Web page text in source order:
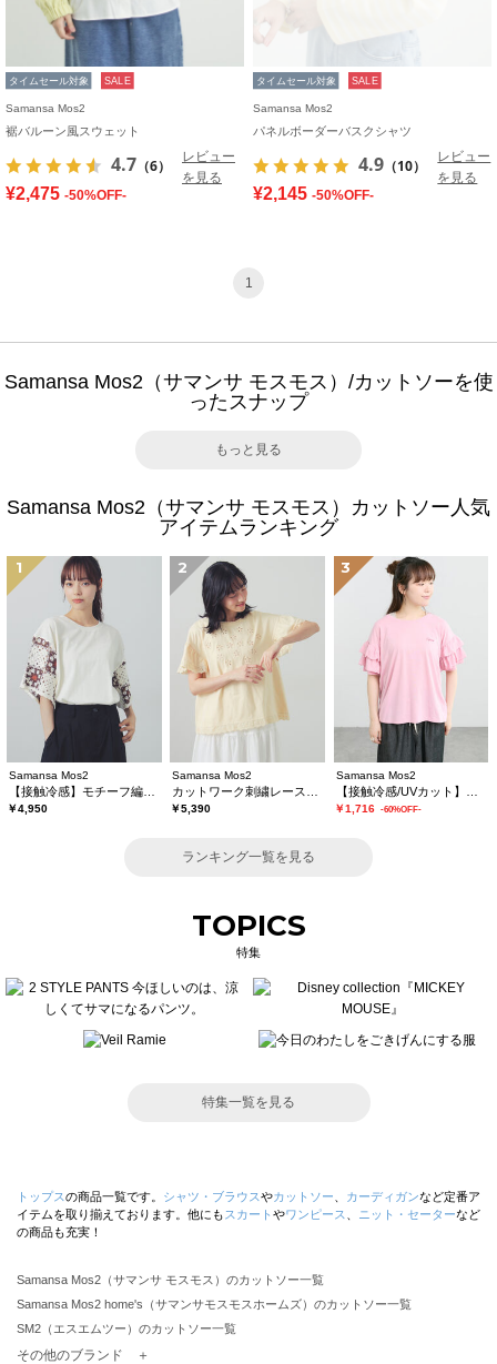
タイムセール対象 SALE
Samansa Mos2
裾バルーン風スウェット
4.7 （6）
レビュー
を見る
¥2,475 -50%OFF-
タイムセール対象 SALE
Samansa Mos2
パネルボーダーバスクシャツ
4.9 （10）
レビュー
を見る
¥2,145 -50%OFF-
1
Samansa Mos2（サマンサ モスモス）/カットソーを使
ったスナップ
もっと見る
Samansa Mos2（サマンサ モスモス）カットソー人気
アイテムランキング
1
Samansa Mos2
￥4,950
2
Samansa Mos2
￥5,390
3
Samansa Mos2
￥1,716 -60%OFF-
ランキング一覧を見る
TOPICS
特集
特集一覧を見る
トップスの商品一覧です。 シャツ・ブラウスやカットソー カーディガンなど定番ア
イテムを取り揃えております。他にも スカート やワンピース ニット・セーターなど
の商品も充実！
Samansa Mos2（サマンサ モスモス）のカットソー一覧
Samansa Mos2 home's（サマンサモスモスホームズ）のカットソー一覧
SM2（エスエムツー）のカットソー一覧
TSUHARU by Samansa Mos2（ツハルバイサマンサモスモス）のカットソー一覧
その他のブランド ＋